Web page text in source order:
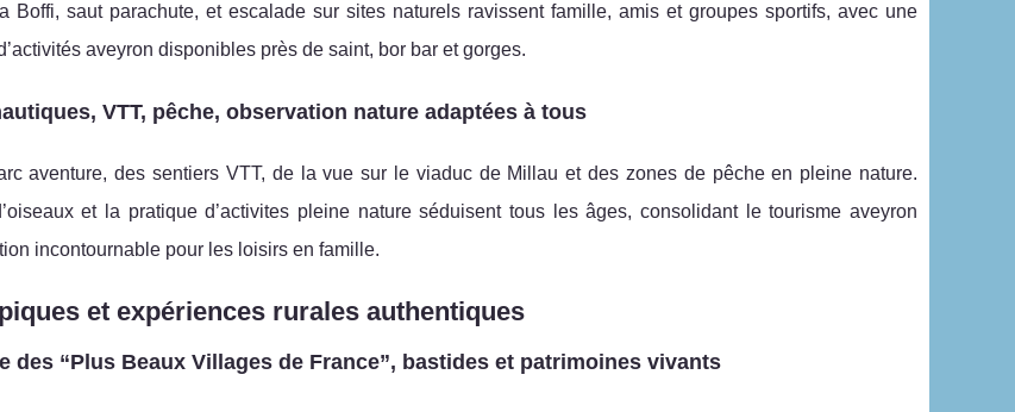
Boffi, saut parachute, et escalade sur sites naturels ravissent famille, amis et groupes sportifs, avec une
aveyron disponibles près de saint, bor bar et gorges.
VTT, pêche, observation nature adaptées à tous
aventure, des sentiers VTT, de la vue sur le viaduc de Millau et des zones de pêche en pleine nature.
et la pratique d’activites pleine nature séduisent tous les âges, consolidant le tourisme aveyron
incontournable pour les loisirs en famille.
et expériences rurales authentiques
des “Plus Beaux Villages de France”, bastides et patrimoines vivants